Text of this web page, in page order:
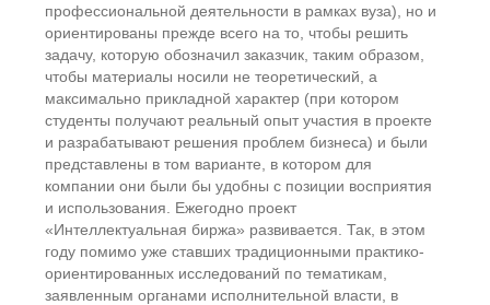
профессиональной деятельности в рамках вуза), но и
ориентированы прежде всего на то, чтобы решить
задачу, которую обозначил заказчик, таким образом,
чтобы материалы носили не теоретический, а
максимально прикладной характер (при котором
студенты получают реальный опыт участия в проекте
и разрабатывают решения проблем бизнеса) и были
представлены в том варианте, в котором для
компании они были бы удобны с позиции восприятия
и использования. Ежегодно проект
«Интеллектуальная биржа» развивается. Так, в этом
году помимо уже ставших традиционными практико-
ориентированных исследований по тематикам,
заявленным органами исполнительной власти, в